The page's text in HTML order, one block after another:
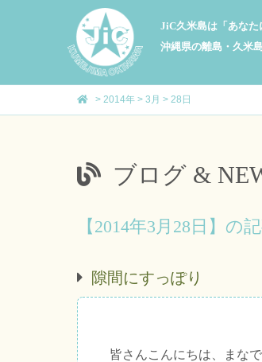
JiC久米島は「あなた
沖縄県の離島・久米
> 2014年 > 3月 > 28日
ブログ &
【2014年3月28日】の
隙間にすっぽり
皆さんこんにちは、まな